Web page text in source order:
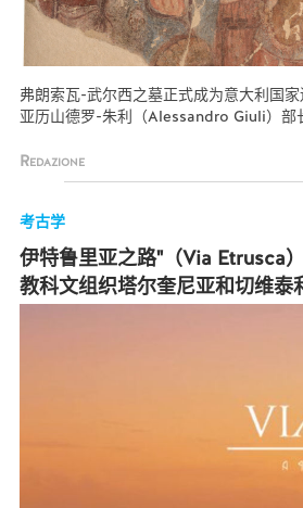
弗朗索瓦-武尔西之墓正式成为意大利国
亚历山德罗-朱利（Alessandro Giuli）部
Redazione
考古学
伊特鲁里亚之路"（Via Etrusca
教科文组织塔尔奎尼亚和切维泰